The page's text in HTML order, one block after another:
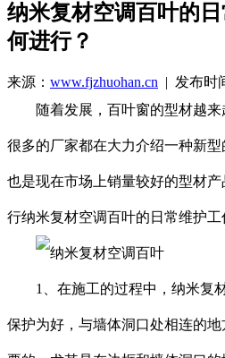
纳米复材空调百叶的
何进行？
来源： www.fjzhuohan.cn | 发布时
随着发展，百叶窗的型材越来
很多的厂家都在大力介绍一种新型
也是现在市场上销量较好的型材
行纳米复材空调百叶的日常维护工
1、在施工的过程中，纳米复
保护为好，与墙体洞口处相连的